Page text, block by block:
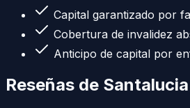
Capital garantizado por
Cobertura de invalidez
Anticipo de capital por
Reseñas de